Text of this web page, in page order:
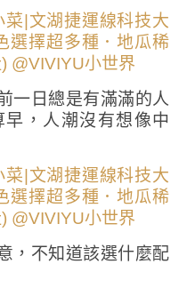
一日總是有滿滿的人
，人潮沒有想像中
，不知道該選什麼配